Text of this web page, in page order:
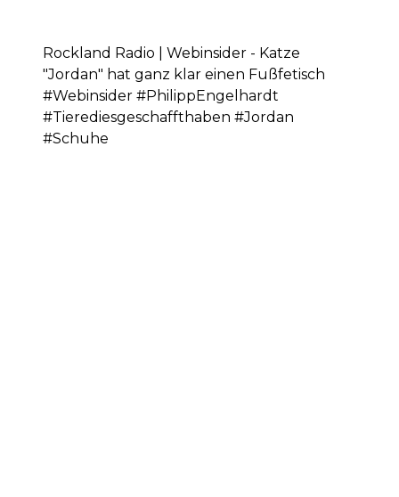
Rockland Radio | Webinsider - Katze
"Jordan" hat ganz klar einen Fußfetisch
#Webinsider #PhilippEngelhardt
#Tierediesgeschaffthaben #Jordan
#Schuhe